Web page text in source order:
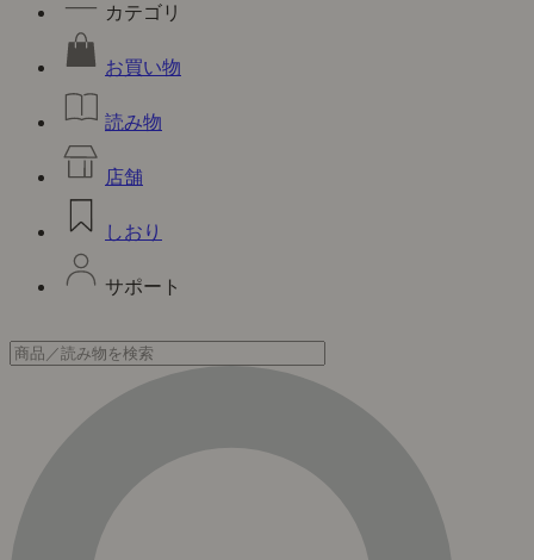
カテゴリ
お買い物
読み物
店舗
しおり
サポート